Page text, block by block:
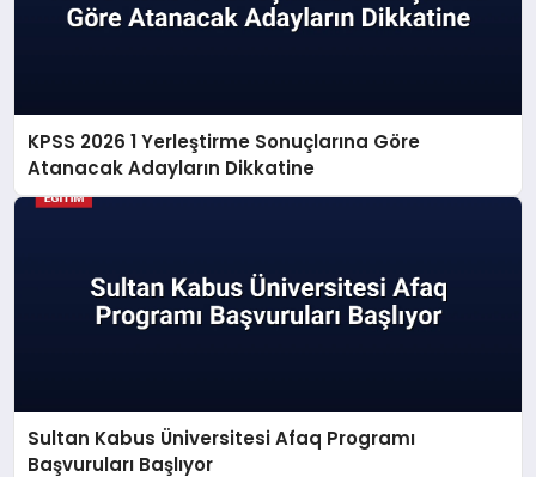
KPSS 2026 1 Yerleştirme Sonuçlarına Göre
Atanacak Adayların Dikkatine
Sultan Kabus Üniversitesi Afaq Programı
Başvuruları Başlıyor